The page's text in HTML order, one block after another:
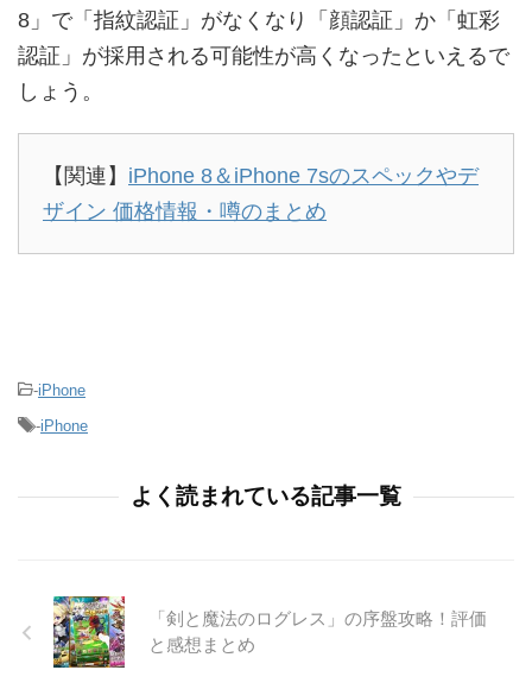
8」で「指紋認証」がなくなり「顔認証」か「虹彩
認証」が採用される可能性が高くなったといえるで
しょう。
【関連】 iPhone 8＆iPhone 7sのスペックやデ
ザイン 価格情報・噂のまとめ
-iPhone
-iPhone
よく読まれている記事一覧
「剣と魔法のログレス」の序盤攻略！評価
と感想まとめ